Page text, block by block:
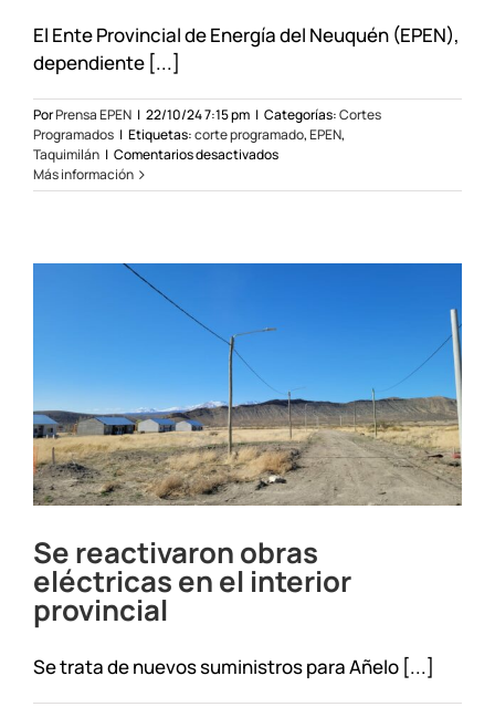
El Ente Provincial de Energía del Neuquén (EPEN),
dependiente [...]
PorPrensa EPEN | 22/10/24 7:15 pm | Categorías:Cortes
Programados | Etiquetas:corte programado,EPEN,
Taquimilán | Comentarios desactivadosen
Programado
Más información
Se reactivaron obras
eléctricas en el interior
provincial
Se trata de nuevos suministros para Añelo [...]